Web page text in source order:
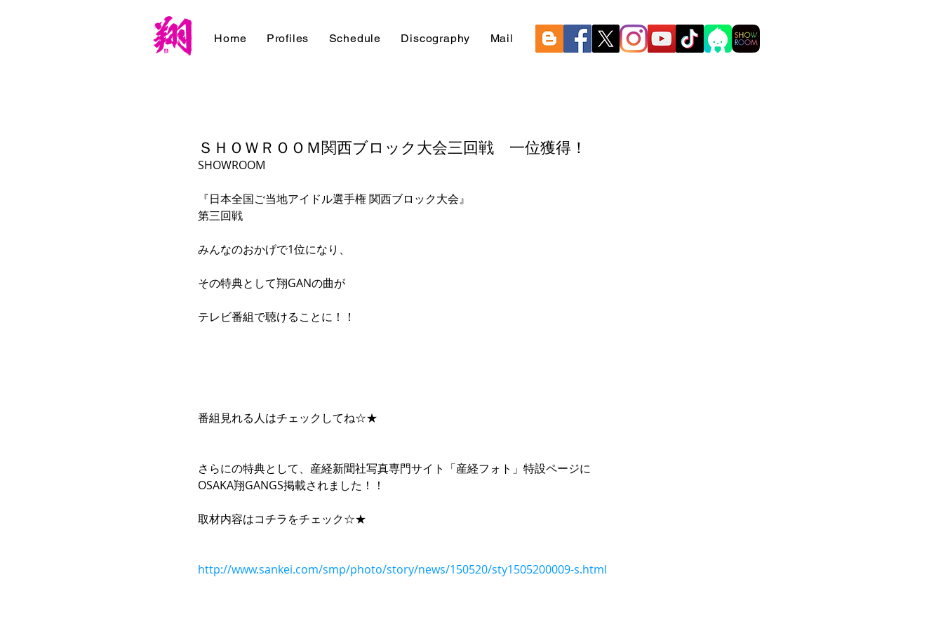
Home Profiles Schedule Discography Mail
ＳＨＯＷＲＯＯＭ関西ブロック大会三回戦 一位獲得！
SHOWROOM
『日本全国ご当地アイドル選手権 関西ブロック大会』
第三回戦
みんなのおかげで1位になり、
その特典として翔GANの曲が
テレビ番組で聴けることに！！
番組見れる人はチェックしてね☆★
さらにの特典として、産経新聞社写真専門サイト「産経フォト」特設ページに
OSAKA翔GANGS掲載されました！！
取材内容はコチラをチェック☆★
http://www.sankei.com/smp/photo/story/news/150520/sty1505200009-s.html